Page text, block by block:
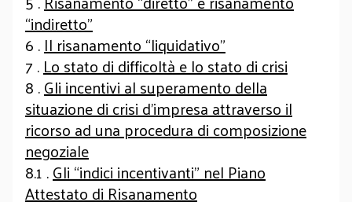
“indiretto”
6 .Il risanamento “liquidativo”
7 .Lo stato di difficoltà e lo stato di crisi
8 .Gli incentivi al superamento della
situazione di crisi d’impresa attraverso il
ricorso ad una procedura di composizione
negoziale
8.1 .Gli “indici incentivanti” nel Piano
Attestato di Risanamento